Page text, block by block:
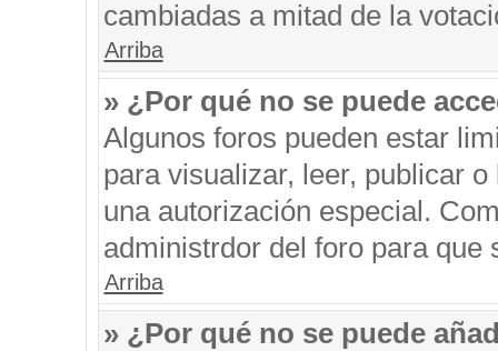
cambiadas a mitad de la
Arriba
» ¿Por qué no se puede
Algunos foros pueden estar
para visualizar, leer, publicar
una autorización especial.
administrdor del foro para que
Arriba
» ¿Por qué no se puede